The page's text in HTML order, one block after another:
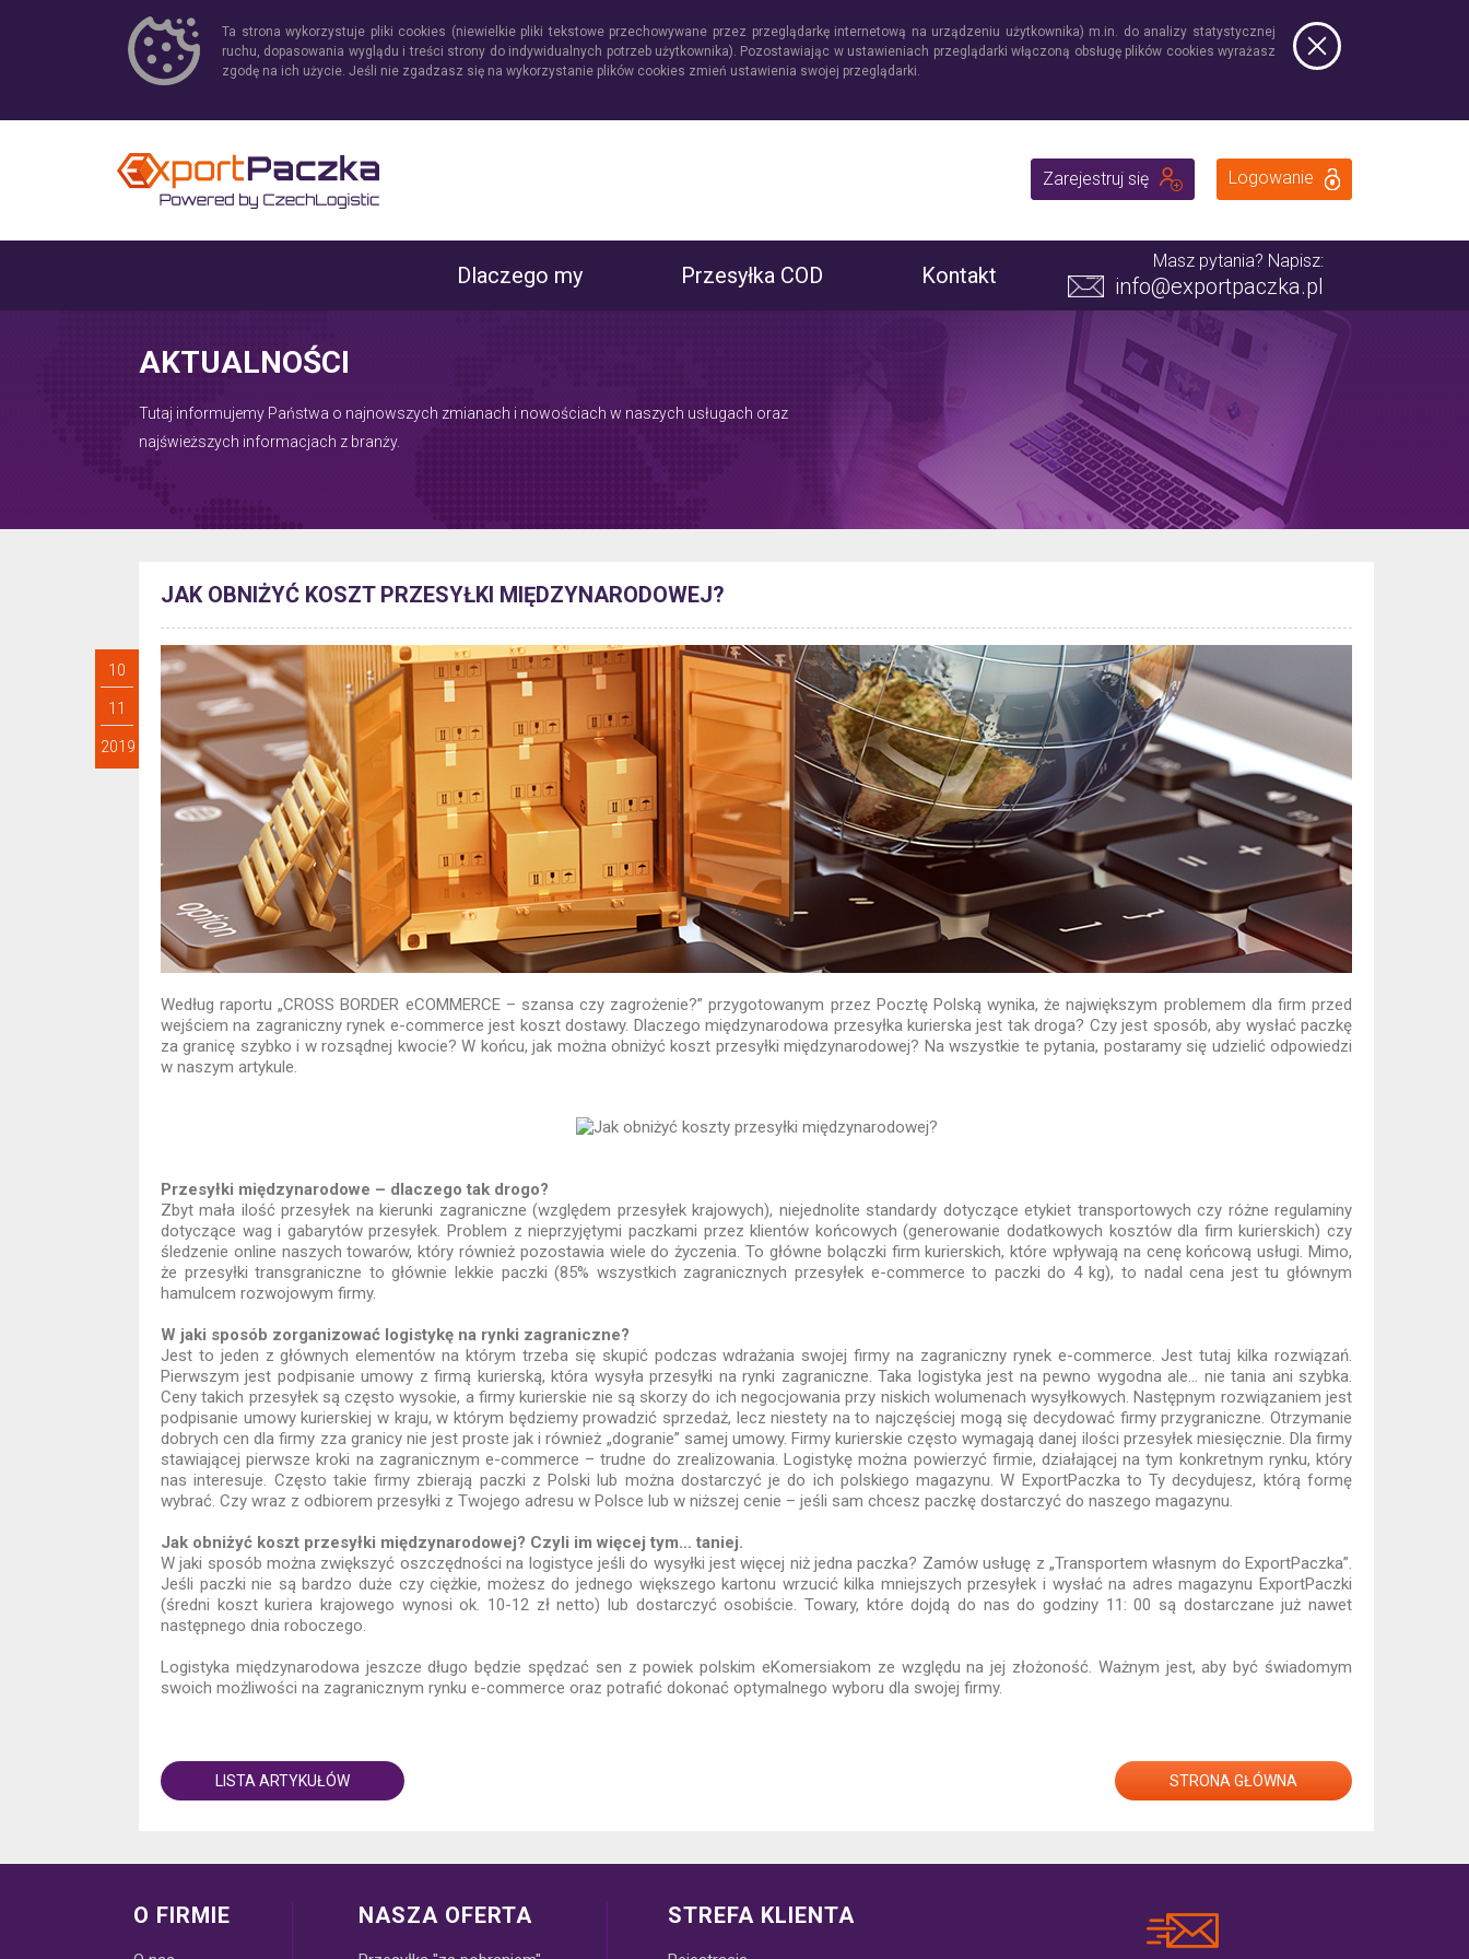
Ta strona wykorzystuje pliki cookies (niewielkie pliki tekstowe przechowywane przez przeglądarkę internetową na urządzeniu użytkownika) m.in. do analizy statystycznej
ruchu, dopasowania wyglądu i treści strony do indywidualnych potrzeb użytkownika). Pozostawiając w ustawieniach przeglądarki włączoną obsługę plików cookies wyrażasz
zgodę na ich użycie. Jeśli nie zgadzasz się na wykorzystanie plików cookies zmień ustawienia swojej przeglądarki.
Zarejestruj się Logowanie
Dlaczego my Przesyłka COD Kontakt
Masz pytania? Napisz:
info@exportpaczka.pl
AKTUALNOŚCI
Tutaj informujemy Państwa o najnowszych zmianach i nowościach w naszych usługach oraz
najświeższych informacjach z branży.
10
11
2019
JAK OBNIŻYĆ KOSZT PRZESYŁKI MIĘDZYNARODOWEJ?
Według raportu „CROSS BORDER eCOMMERCE – szansa czy zagrożenie?” przygotowanym przez Pocztę Polską wynika, że największym problemem dla firm przed
wejściem na zagraniczny rynek e-commerce jest koszt dostawy. Dlaczego międzynarodowa przesyłka kurierska jest tak droga? Czy jest sposób, aby wysłać paczkę
za granicę szybko i w rozsądnej kwocie? W końcu, jak można obniżyć koszt przesyłki międzynarodowej? Na wszystkie te pytania, postaramy się udzielić odpowiedzi
w naszym artykule.
Przesyłki międzynarodowe – dlaczego tak drogo?
Zbyt mała ilość przesyłek na kierunki zagraniczne (względem przesyłek krajowych), niejednolite standardy dotyczące etykiet transportowych czy różne regulaminy
dotyczące wag i gabarytów przesyłek. Problem z nieprzyjętymi paczkami przez klientów końcowych (generowanie dodatkowych kosztów dla firm kurierskich) czy
śledzenie online naszych towarów, który również pozostawia wiele do życzenia. To główne bolączki firm kurierskich, które wpływają na cenę końcową usługi. Mimo,
że przesyłki transgraniczne to głównie lekkie paczki (85% wszystkich zagranicznych przesyłek e-commerce to paczki do 4 kg), to nadal cena jest tu głównym
hamulcem rozwojowym firmy.
W jaki sposób zorganizować logistykę na rynki zagraniczne?
Jest to jeden z głównych elementów na którym trzeba się skupić podczas wdrażania swojej firmy na zagraniczny rynek e-commerce. Jest tutaj kilka rozwiązań.
Pierwszym jest podpisanie umowy z firmą kurierską, która wysyła przesyłki na rynki zagraniczne. Taka logistyka jest na pewno wygodna ale… nie tania ani szybka.
Ceny takich przesyłek są często wysokie, a firmy kurierskie nie są skorzy do ich negocjowania przy niskich wolumenach wysyłkowych. Następnym rozwiązaniem jest
podpisanie umowy kurierskiej w kraju, w którym będziemy prowadzić sprzedaż, lecz niestety na to najczęściej mogą się decydować firmy przygraniczne. Otrzymanie
dobrych cen dla firmy zza granicy nie jest proste jak i również „dogranie” samej umowy. Firmy kurierskie często wymagają danej ilości przesyłek miesięcznie. Dla firmy
stawiającej pierwsze kroki na zagranicznym e-commerce – trudne do zrealizowania. Logistykę można powierzyć firmie, działającej na tym konkretnym rynku, który
nas interesuje. Często takie firmy zbierają paczki z Polski lub można dostarczyć je do ich polskiego magazynu. W ExportPaczka to Ty decydujesz, którą formę
wybrać. Czy wraz z odbiorem przesyłki z Twojego adresu w Polsce lub w niższej cenie – jeśli sam chcesz paczkę dostarczyć do naszego magazynu.
Jak obniżyć koszt przesyłki międzynarodowej? Czyli im więcej tym… taniej.
W jaki sposób można zwiększyć oszczędności na logistyce jeśli do wysyłki jest więcej niż jedna paczka? Zamów usługę z „Transportem własnym do ExportPaczka”.
Jeśli paczki nie są bardzo duże czy ciężkie, możesz do jednego większego kartonu wrzucić kilka mniejszych przesyłek i wysłać na adres magazynu ExportPaczki
(średni koszt kuriera krajowego wynosi ok. 10-12 zł netto) lub dostarczyć osobiście. Towary, które dojdą do nas do godziny 11: 00 są dostarczane już nawet
następnego dnia roboczego.
Logistyka międzynarodowa jeszcze długo będzie spędzać sen z powiek polskim eKomersiakom ze względu na jej złożoność. Ważnym jest, aby być świadomym
swoich możliwości na zagranicznym rynku e-commerce oraz potrafić dokonać optymalnego wyboru dla swojej firmy.
LISTA ARTYKUŁÓW STRONA GŁÓWNA
O FIRMIE NASZA OFERTA STREFA KLIENTA